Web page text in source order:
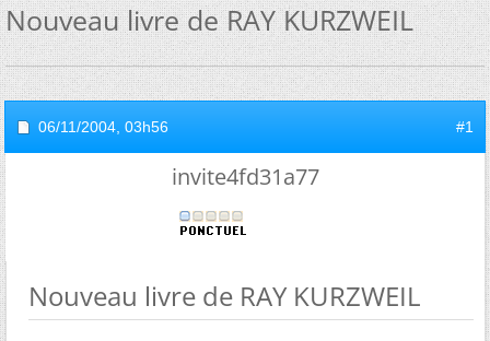
Nouveau livre de RAY KURZWEIL
06/11/2004, 03h56 #1
invite4fd31a77
Nouveau livre de RAY KURZWEIL